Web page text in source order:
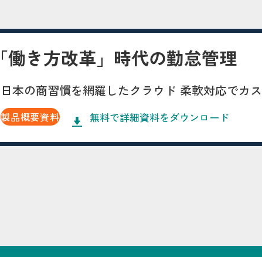
「働き方改革」時代の勤怠管理
日本の商習慣を網羅したクラウド 柔軟対応でカ
製品概要資料 無料で詳細資料をダウンロード